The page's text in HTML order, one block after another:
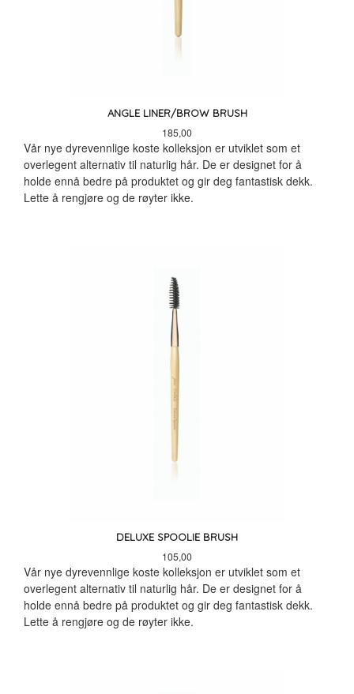
ANGLE LINER/BROW BRUSH
Pris
185,00
Vår nye dyrevennlige koste kolleksjon er utviklet som et
overlegent alternativ til naturlig hår. De er designet for å
holde ennå bedre på produktet og gir deg fantastisk dekk.
Lette å rengjøre og de røyter ikke.
DELUXE SPOOLIE BRUSH
Pris
105,00
Vår nye dyrevennlige koste kolleksjon er utviklet som et
overlegent alternativ til naturlig hår. De er designet for å
holde ennå bedre på produktet og gir deg fantastisk dekk.
Lette å rengjøre og de røyter ikke.